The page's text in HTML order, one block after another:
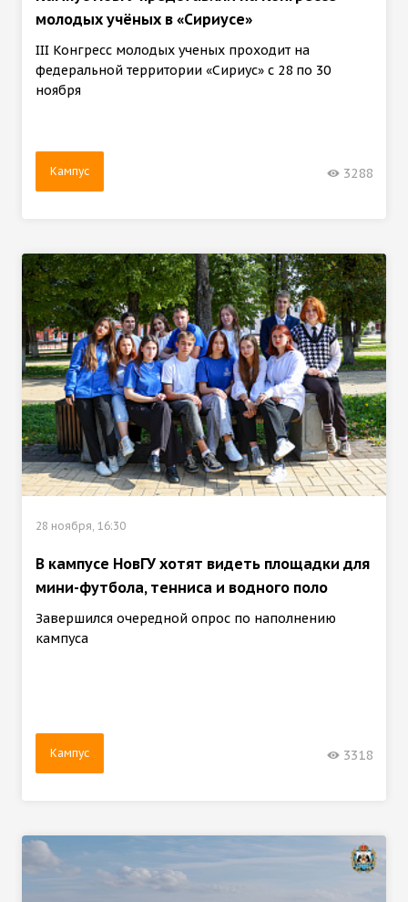
молодых учёных в «Сириусе»
III Конгресс молодых ученых проходит на
федеральной территории «Сириус» с 28 по 30
ноября
Кампус 3288
28 ноября, 16:30
В кампусе НовГУ хотят видеть площадки для
мини-футбола, тенниса и водного поло
Завершился очередной опрос по наполнению
кампуса
Кампус 3318